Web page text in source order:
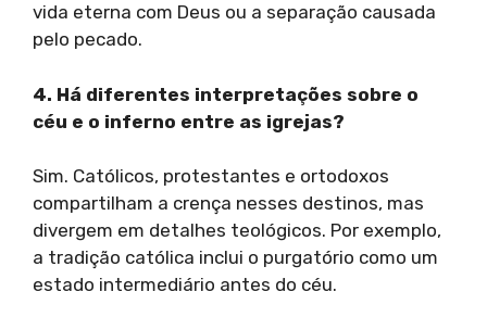
vida eterna com Deus ou a separação causada
pelo pecado.
4. Há diferentes interpretações sobre o
céu e o inferno entre as igrejas?
Sim. Católicos, protestantes e ortodoxos
compartilham a crença nesses destinos, mas
divergem em detalhes teológicos. Por exemplo,
a tradição católica inclui o purgatório como um
estado intermediário antes do céu.